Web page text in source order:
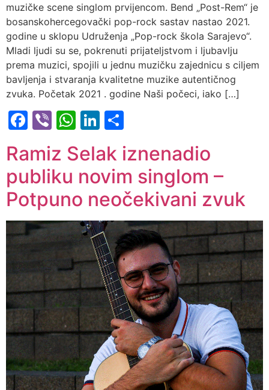
muzičke scene singlom prvijencom. Bend „Post-Rem“ je
bosanskohercegovački pop-rock sastav nastao 2021.
godine u sklopu Udruženja „Pop-rock škola Sarajevo“.
Mladi ljudi su se, pokrenuti prijateljstvom i ljubavlju
prema muzici, spojili u jednu muzičku zajednicu s ciljem
bavljenja i stvaranja kvalitetne muzike autentičnog
zvuka. Početak 2021 . godine Naši počeci, iako […]
Facebook
ViberWhatsApp
LinkedIn
Ramiz Selak iznenadio
publiku novim singlom –
Potpuno neočekivani zvuk